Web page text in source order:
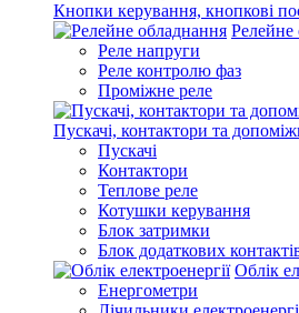
Кнопки керування, кнопкові
Релейне
Реле напруги
Реле контролю фаз
Проміжне реле
Пускачі, контактори та
Пускачі
Контактори
Теплове реле
Котушки керування
Блок затримки
Блок додаткових
Облік
Енергометри